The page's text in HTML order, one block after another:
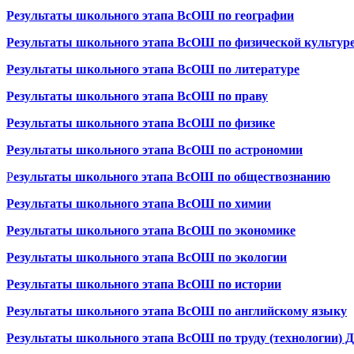
Результаты школьного этапа ВсОШ по географии
Результаты школьного этапа ВсОШ по физической
Результаты школьного этапа ВсОШ по литературе
Результаты школьного этапа ВсОШ по праву
Результаты школьного этапа ВсОШ по физике
Результаты школьного этапа ВсОШ по астрономии
Результаты школьного этапа ВсОШ по обществознанию
Результаты школьного этапа ВсОШ по химии
Результаты школьного этапа ВсОШ по экономике
Результаты школьного этапа ВсОШ по экологии
Результаты школьного этапа ВсОШ по истории
Результаты школьного этапа ВсОШ по английскому языку
Результаты школьного этапа ВсОШ по труду